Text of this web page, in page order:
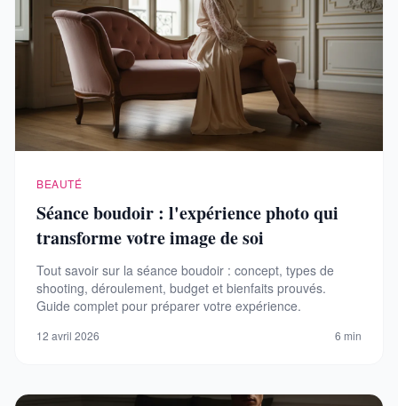
BEAUTÉ
Séance boudoir : l'expérience photo qui
transforme votre image de soi
Tout savoir sur la séance boudoir : concept, types de
shooting, déroulement, budget et bienfaits prouvés.
Guide complet pour préparer votre expérience.
12 avril 2026 6 min